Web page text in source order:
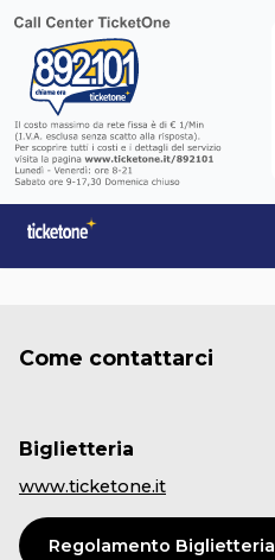
Come contattarci
Biglietteria
www.ticketone.it
Regolamento Biglietteria